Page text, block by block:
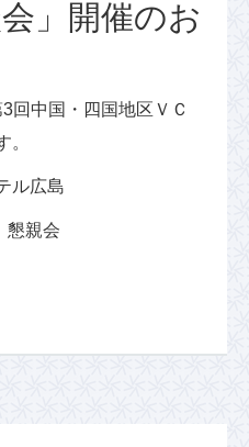
」開催のお
回中国・四国地区ＶＣ
。
ル広島
親会